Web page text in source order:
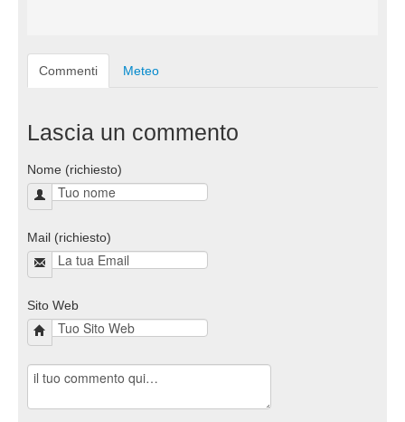
Commenti Meteo
Lascia un commento
Nome (richiesto)
Mail (richiesto)
Sito Web